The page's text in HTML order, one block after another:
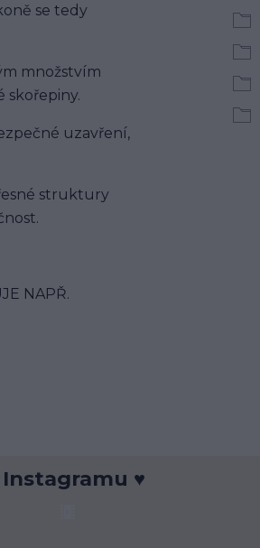
se tedy
množstvím
uzavření,
struktury
NAPŘ.
♥